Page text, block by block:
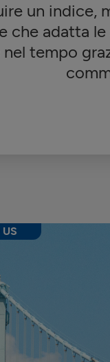
un indice,
che adatta
tempo